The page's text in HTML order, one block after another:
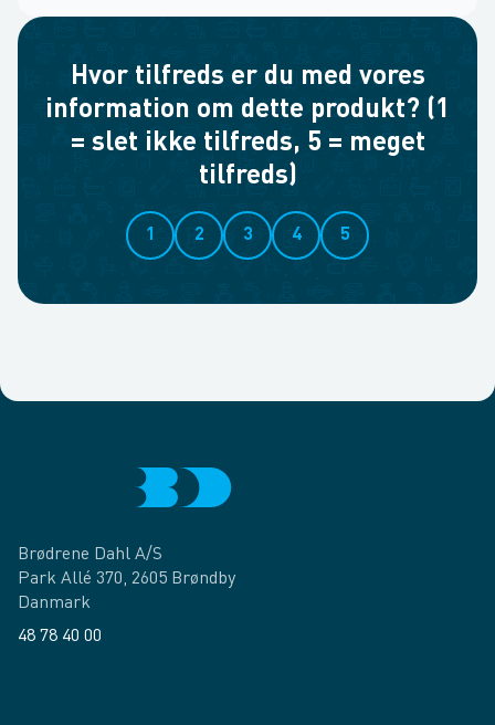
Hvor tilfreds er du med vores
information om dette produkt? (1
= slet ikke tilfreds, 5 = meget
tilfreds)
1 2 3 4 5
Brødrene Dahl A/S
Park Allé 370, 2605 Brøndby
Danmark
48 78 40 00